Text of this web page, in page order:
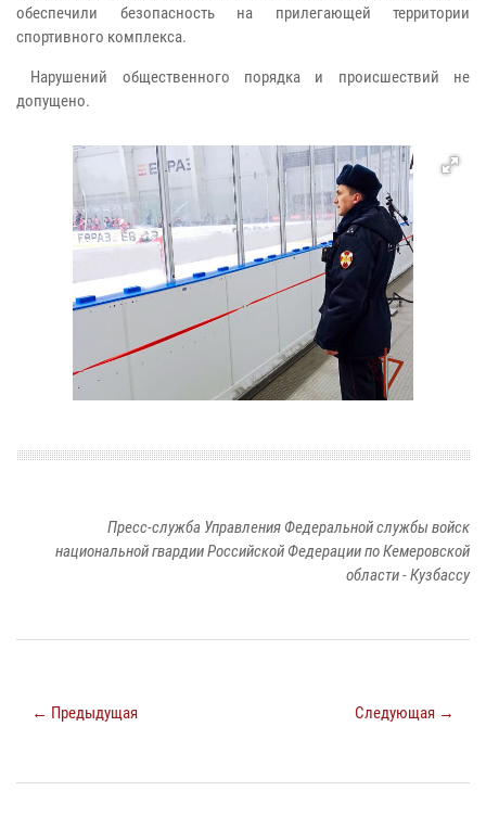
обеспечили безопасность на прилегающей территории
спортивного комплекса.
Нарушений общественного порядка и происшествий не
допущено.
Пресс-служба Управления Федеральной службы войск
национальной гвардии Российской Федерации по Кемеровской
области - Кузбассу
← Предыдущая Следующая →